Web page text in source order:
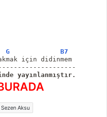
G
B7
için didinmem
yayınlanmıştır.
Sezen Aksu